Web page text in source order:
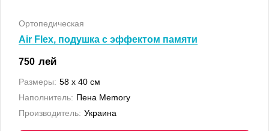
Ортопедическая
Air Flex, подушка с эффектом памяти
750 лей
Размеры: 58 x 40 см
Наполнитель: Пена Memory
Производитель: Украина